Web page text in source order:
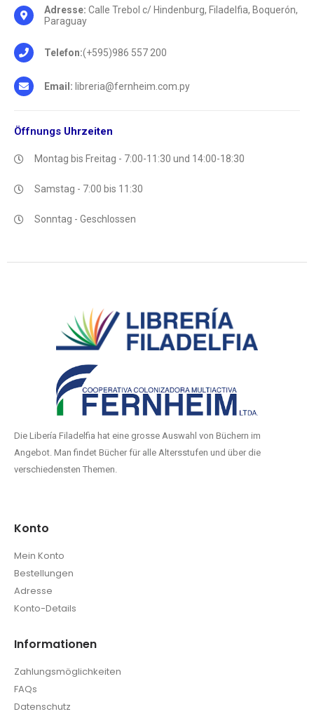
Adresse: Calle Trebol c/ Hindenburg, Filadelfia, Boquerón,
Paraguay
Telefon:(+595)986 557 200
Email: libreria@fernheim.com.py
Öffnungs Uhrzeiten
Montag bis Freitag - 7:00-11:30 und 14:00-18:30
Samstag - 7:00 bis 11:30
Sonntag - Geschlossen
Die Libería Filadelfia hat eine grosse Auswahl von Büchern im
Angebot. Man findet Bücher für alle Altersstufen und über die
verschiedensten Themen.
Konto
Mein Konto
Bestellungen
Adresse
Konto-Details
Informationen
Zahlungsmöglichkeiten
FAQs
Datenschutz